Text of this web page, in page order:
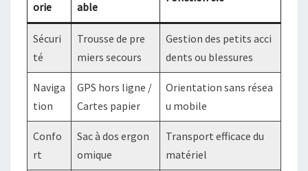
orie able
Sécuri
té
Trousse de pre
miers secours
Gestion des petits acci
dents ou blessures
Naviga
tion
GPS hors ligne /
Cartes papier
Orientation sans résea
u mobile
Confo
rt
Sac à dos ergon
omique
Transport efficace du
matériel